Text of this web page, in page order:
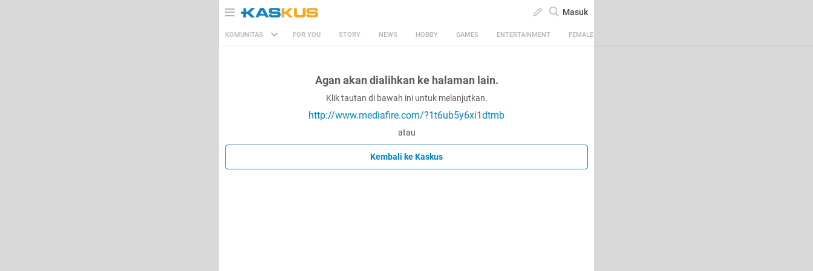
Masuk
KOMUNITAS FOR YOU STORY NEWS HOBBY GAMES ENTERTAINMENT FEMALE
Agan akan dialihkan ke halaman lain.
Klik tautan di bawah ini untuk melanjutkan.
http://www.mediafire.com/?1t6ub5y6xi1dtmb
atau
Kembali ke Kaskus